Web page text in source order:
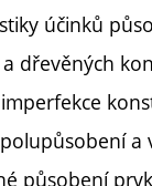
účinků
dřevěných
a
působení